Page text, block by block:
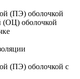
(ПЭ) оболочкой
(ОЦ) оболочкой
(ПЭ) оболочкой с